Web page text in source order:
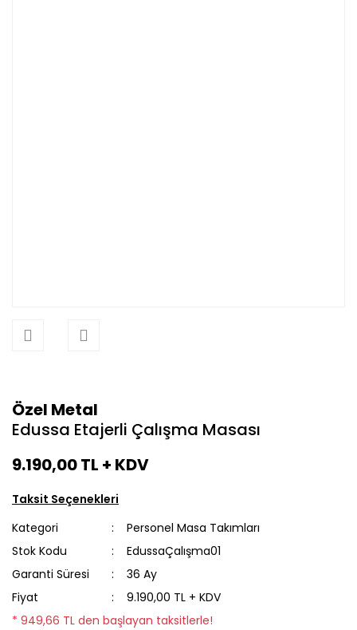
Özel Metal
Edussa Etajerli Çalışma Masası
9.190,00 TL + KDV
Taksit Seçenekleri
Kategori
Personel Masa Takımları
Stok Kodu
EdussaÇalışma01
Garanti Süresi
36 Ay
Fiyat
9.190,00 TL + KDV
* 949,66 TL den başlayan taksitlerle!